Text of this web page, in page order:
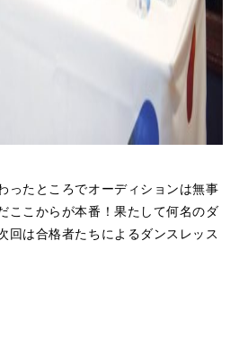
ったところでオーディションは無事
ここからが本番！果たして何名のダ
回は合格者たちによるダンスレッス